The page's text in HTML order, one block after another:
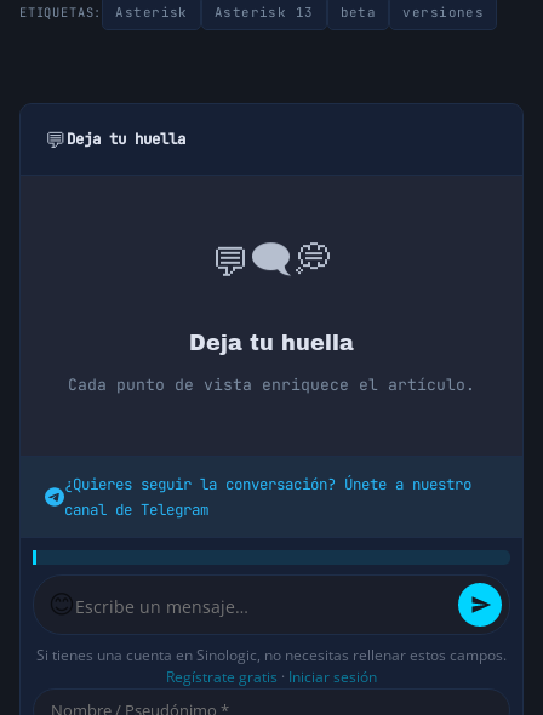
ETIQUETAS: Asterisk Asterisk 13 beta versiones
💬Deja tu huella
💬🗨️💭
Deja tu huella
Cada punto de vista enriquece el artículo.
¿Quieres seguir la conversación? Únete a nuestro
canal de Telegram
😊
Si tienes una cuenta en Sinologic, no necesitas rellenar estos campos.
Regístrate gratis · Iniciar sesión